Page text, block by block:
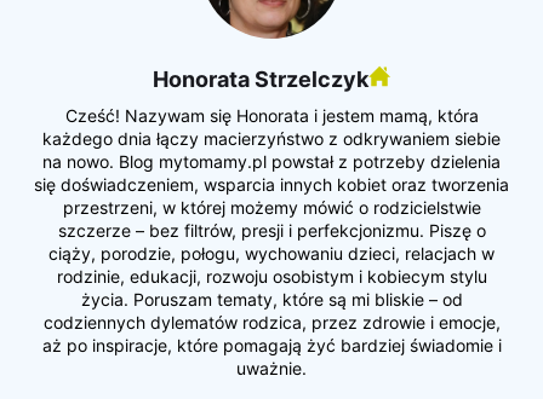
Honorata Strzelczyk
Cześć! Nazywam się Honorata i jestem mamą, która
każdego dnia łączy macierzyństwo z odkrywaniem siebie
na nowo. Blog mytomamy.pl powstał z potrzeby dzielenia
się doświadczeniem, wsparcia innych kobiet oraz tworzenia
przestrzeni, w której możemy mówić o rodzicielstwie
szczerze – bez filtrów, presji i perfekcjonizmu. Piszę o
ciąży, porodzie, połogu, wychowaniu dzieci, relacjach w
rodzinie, edukacji, rozwoju osobistym i kobiecym stylu
życia. Poruszam tematy, które są mi bliskie – od
codziennych dylematów rodzica, przez zdrowie i emocje,
aż po inspiracje, które pomagają żyć bardziej świadomie i
uważnie.